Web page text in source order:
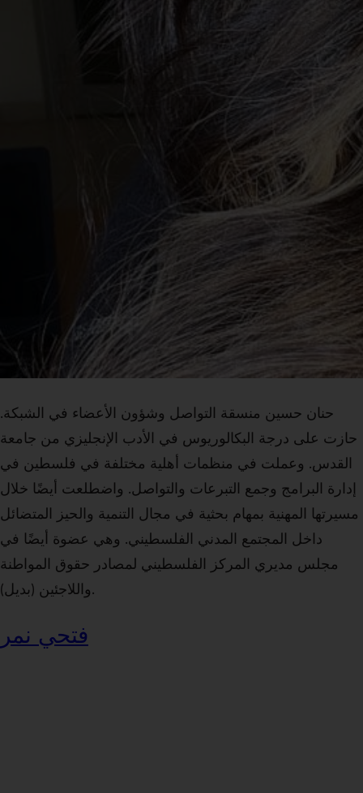
حنان حسين منسقة التواصل وشؤون الأعضاء في الشبكة.
حازت على درجة البكالوريوس في الأدب الإنجليزي من جامعة
القدس. وعملت في منظمات أهلية مختلفة في فلسطين في
إدارة البرامج وجمع التبرعات والتواصل. واضطلعت أيضًا خلال
مسيرتها المهنية بمهام بحثية في مجال التنمية والحيز المتضائل
داخل المجتمع المدني الفلسطيني. وهي عضوة أيضًا في
مجلس مديري المركز الفلسطيني لمصادر حقوق المواطنة
واللاجئين (بديل).
فتحي نمر